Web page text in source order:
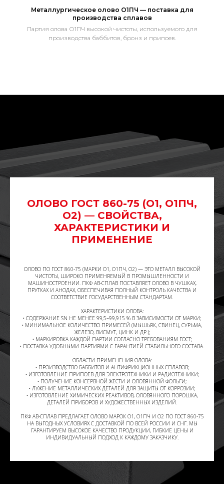
Металлургическое олово О1ПЧ — поставка для
производства сплавов
Партия олова О1ПЧ высокой чистоты, используемого для
производства баббитов, бронз и припоев.
ОЛОВО ГОСТ 860-75 (О1, О1ПЧ,
О2) — СВОЙСТВА,
ХАРАКТЕРИСТИКИ И
ПРИМЕНЕНИЕ
ОЛОВО ПО ГОСТ 860-75 (МАРКИ О1, О1ПЧ, О2) — ЭТО МЕТАЛЛ ВЫСОКОЙ
ЧИСТОТЫ, ШИРОКО ПРИМЕНЯЕМЫЙ В ПРОМЫШЛЕННОСТИ И
МАШИНОСТРОЕНИИ. ПКФ АВ-СПЛАВ ПОСТАВЛЯЕТ ОЛОВО В ЧУШКАХ,
ПРУТКАХ И АНОДАХ, ОБЕСПЕЧИВАЯ ПОЛНЫЙ КОНТРОЛЬ КАЧЕСТВА И
СООТВЕТСТВИЕ ГОСУДАРСТВЕННЫМ СТАНДАРТАМ.
ХАРАКТЕРИСТИКИ ОЛОВА:
• СОДЕРЖАНИЕ SN НЕ МЕНЕЕ 99,5–99,915 % В ЗАВИСИМОСТИ ОТ МАРКИ;
• МИНИМАЛЬНОЕ КОЛИЧЕСТВО ПРИМЕСЕЙ (МЫШЬЯК, СВИНЕЦ, СУРЬМА,
ЖЕЛЕЗО, ВИСМУТ, ЦИНК И ДР.);
• МАРКИРОВКА КАЖДОЙ ПАРТИИ СОГЛАСНО ТРЕБОВАНИЯМ ГОСТ;
• ПОСТАВКА УДОБНЫМИ ПАРТИЯМИ С ГАРАНТИЕЙ СТАБИЛЬНОГО СОСТАВА.
ОБЛАСТИ ПРИМЕНЕНИЯ ОЛОВА:
• ПРОИЗВОДСТВО БАББИТОВ И АНТИФРИКЦИОННЫХ СПЛАВОВ;
• ИЗГОТОВЛЕНИЕ ПРИПОЕВ ДЛЯ ЭЛЕКТРОТЕХНИКИ И РАДИОТЕХНИКИ;
• ПОЛУЧЕНИЕ КОНСЕРВНОЙ ЖЕСТИ И ОЛОВЯННОЙ ФОЛЬГИ;
• ЛУЖЕНИЕ МЕТАЛЛИЧЕСКИХ ДЕТАЛЕЙ ДЛЯ ЗАЩИТЫ ОТ КОРРОЗИИ;
• ИЗГОТОВЛЕНИЕ ХИМИЧЕСКИХ РЕАКТИВОВ, ОЛОВЯННОГО ПОРОШКА,
ДЕТАЛЕЙ ПРИБОРОВ И ХУДОЖЕСТВЕННЫХ ИЗДЕЛИЙ.
ПКФ АВ-СПЛАВ ПРЕДЛАГАЕТ ОЛОВО МАРОК О1, О1ПЧ И О2 ПО ГОСТ 860-75
НА ВЫГОДНЫХ УСЛОВИЯХ С ДОСТАВКОЙ ПО ВСЕЙ РОССИИ И СНГ. МЫ
ГАРАНТИРУЕМ ВЫСОКОЕ КАЧЕСТВО ПРОДУКЦИИ, ГИБКИЕ ЦЕНЫ И
ИНДИВИДУАЛЬНЫЙ ПОДХОД К КАЖДОМУ ЗАКАЗЧИКУ.